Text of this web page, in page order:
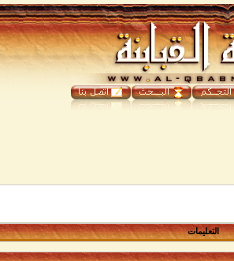
التعليمات